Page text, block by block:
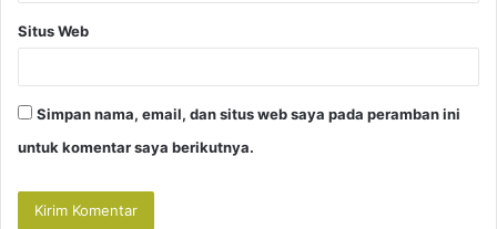
Situs Web
Simpan nama, email, dan situs web saya pada peramban ini
untuk komentar saya berikutnya.